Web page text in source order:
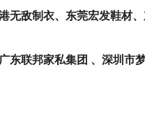
无敌制衣、东莞宏发鞋材
东联邦家私集团 、深圳市梦